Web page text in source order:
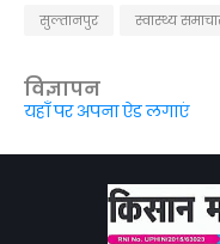
सुल्तानपुर
स्वास्थ्य
विज्ञापन
यहाँ पर अपना ऐड लगाएं